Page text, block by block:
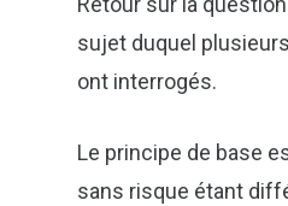
sujet duquel
ont interrogés.
Le principe de base
sans risque étant